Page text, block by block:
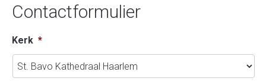
joris.struycken@quicknet.nl
begraafplaatsen, kijkhier .
Contactformulier
Kerk *